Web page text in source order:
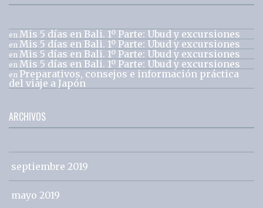
en Mis 5 días en Bali. 1º Parte: Ubud y excursiones
en Mis 5 días en Bali. 1º Parte: Ubud y excursiones
en Mis 5 días en Bali. 1º Parte: Ubud y excursiones
en Mis 5 días en Bali. 1º Parte: Ubud y excursiones
en Preparativos, consejos e información práctica
del viaje a Japón
ARCHIVOS
septiembre 2019
mayo 2019